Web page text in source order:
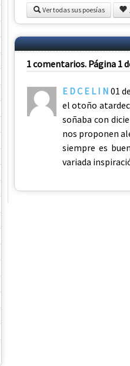
Ver todas sus poesías
1 comentarios. Página 1
E D C E L I N 01
el otoño
soñaba con
nos proponen
siempre es
variada